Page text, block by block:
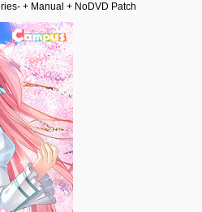
+ Manual + NoDVD Patch